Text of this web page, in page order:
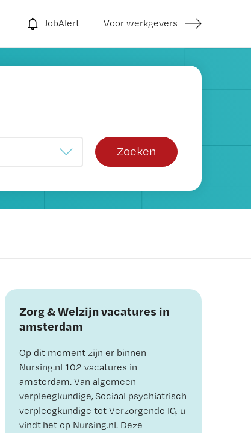
JobAlert Voor werkgevers
Zoeken
Zorg & Welzijn vacatures in
amsterdam
Op dit moment zijn er binnen
Nursing.nl 102 vacatures in
amsterdam. Van algemeen
verpleegkundige, Sociaal psychiatrisch
verpleegkundige tot Verzorgende IG, u
vindt het op Nursing.nl. Deze